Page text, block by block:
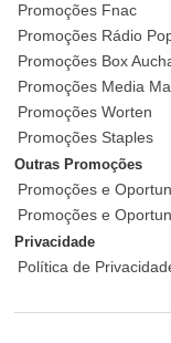
Promoções Fnac
Promoções Rádio
Promoções Box
Promoções Media
Promoções Worten
Promoções Staples
Outras Promoções
Promoções e
Promoções e
Privacidade
Política de